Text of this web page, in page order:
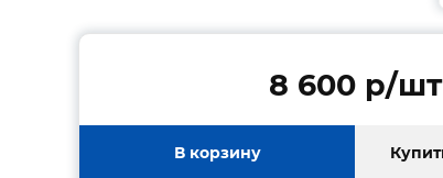
8 600 p/шт
В корзину